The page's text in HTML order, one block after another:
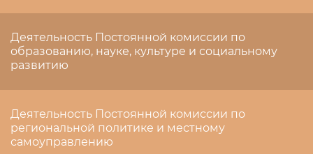
Деятельность Постоянной комиссии по
образованию, науке, культуре и социальному
развитию
Деятельность Постоянной комиссии по
региональной политике и местному
самоуправлению